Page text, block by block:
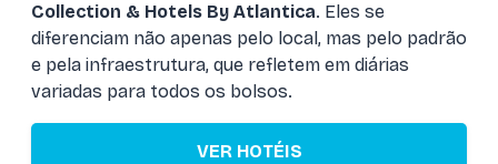
Collection & Hotels By Atlantica. Eles se
diferenciam não apenas pelo local, mas pelo padrão
e pela infraestrutura, que refletem em diárias
variadas para todos os bolsos.
VER HOTÉIS